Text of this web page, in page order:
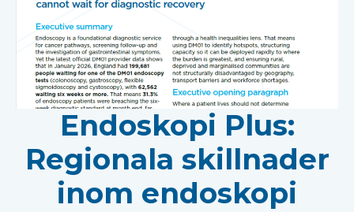
Endoskopi Plus:
Regionala skillnader
inom endoskopi